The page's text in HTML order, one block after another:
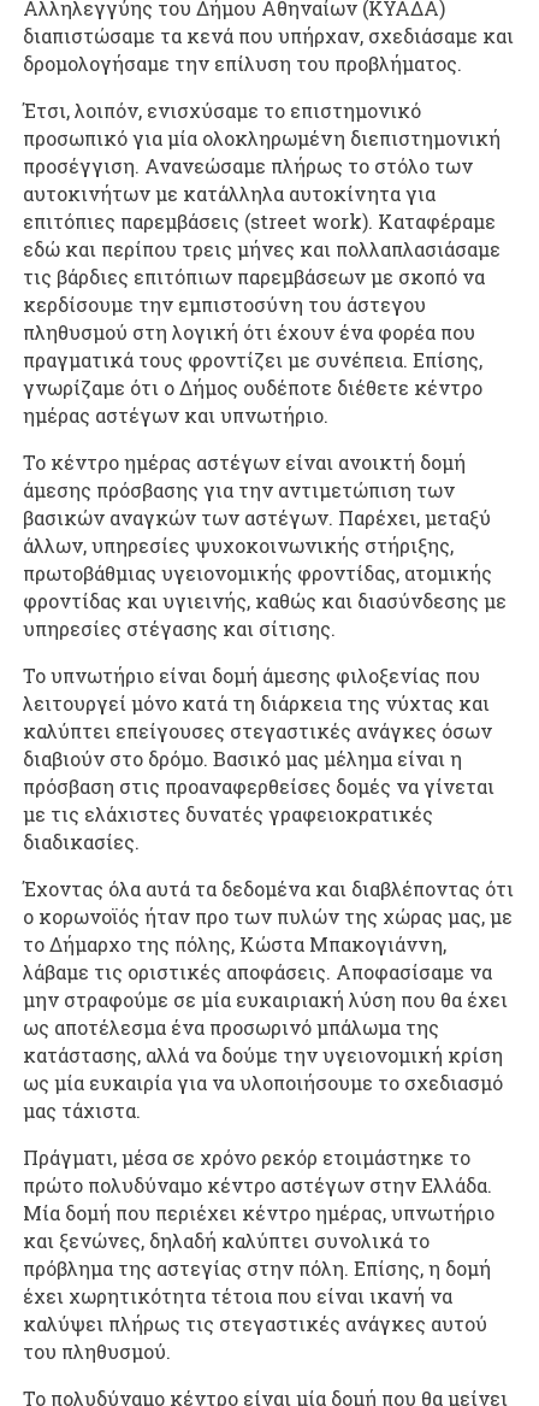
Αλληλεγγύης του Δήμου Αθηναίων (ΚΥΑΔΑ)
διαπιστώσαμε τα κενά που υπήρχαν, σχεδιάσαμε και
δρομολογήσαμε την επίλυση του προβλήματος.
Έτσι, λοιπόν, ενισχύσαμε το επιστημονικό
προσωπικό για μία ολοκληρωμένη διεπιστημονική
προσέγγιση. Ανανεώσαμε πλήρως το στόλο των
αυτοκινήτων με κατάλληλα αυτοκίνητα για
επιτόπιες παρεμβάσεις (street work). Καταφέραμε
εδώ και περίπου τρεις μήνες και πολλαπλασιάσαμε
τις βάρδιες επιτόπιων παρεμβάσεων με σκοπό να
κερδίσουμε την εμπιστοσύνη του άστεγου
πληθυσμού στη λογική ότι έχουν ένα φορέα που
πραγματικά τους φροντίζει με συνέπεια. Επίσης,
γνωρίζαμε ότι ο Δήμος ουδέποτε διέθετε κέντρο
ημέρας αστέγων και υπνωτήριο.
Το κέντρο ημέρας αστέγων είναι ανοικτή δομή
άμεσης πρόσβασης για την αντιμετώπιση των
βασικών αναγκών των αστέγων. Παρέχει, μεταξύ
άλλων, υπηρεσίες ψυχοκοινωνικής στήριξης,
πρωτοβάθμιας υγειονομικής φροντίδας, ατομικής
φροντίδας και υγιεινής, καθώς και διασύνδεσης με
υπηρεσίες στέγασης και σίτισης.
Το υπνωτήριο είναι δομή άμεσης φιλοξενίας που
λειτουργεί μόνο κατά τη διάρκεια της νύχτας και
καλύπτει επείγουσες στεγαστικές ανάγκες όσων
διαβιούν στο δρόμο. Βασικό μας μέλημα είναι η
πρόσβαση στις προαναφερθείσες δομές να γίνεται
με τις ελάχιστες δυνατές γραφειοκρατικές
διαδικασίες.
Έχοντας όλα αυτά τα δεδομένα και διαβλέποντας ότι
o κορωνοϊός ήταν προ των πυλών της χώρας μας, με
το Δήμαρχο της πόλης, Κώστα Μπακογιάννη,
λάβαμε τις οριστικές αποφάσεις. Αποφασίσαμε να
μην στραφούμε σε μία ευκαιριακή λύση που θα έχει
ως αποτέλεσμα ένα προσωρινό μπάλωμα της
κατάστασης, αλλά να δούμε την υγειονομική κρίση
ως μία ευκαιρία για να υλοποιήσουμε το σχεδιασμό
μας τάχιστα.
Πράγματι, μέσα σε χρόνο ρεκόρ ετοιμάστηκε το
πρώτο πολυδύναμο κέντρο αστέγων στην Ελλάδα.
Μία δομή που περιέχει κέντρο ημέρας, υπνωτήριο
και ξενώνες, δηλαδή καλύπτει συνολικά το
πρόβλημα της αστεγίας στην πόλη. Επίσης, η δομή
έχει χωρητικότητα τέτοια που είναι ικανή να
καλύψει πλήρως τις στεγαστικές ανάγκες αυτού
του πληθυσμού.
Το πολυδύναμο κέντρο είναι μία δομή που θα μείνει